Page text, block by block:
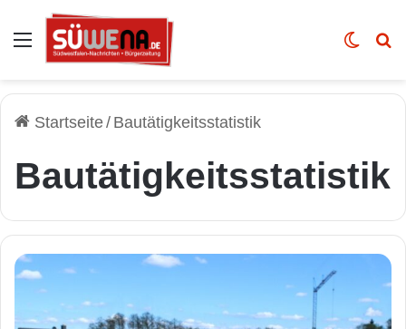
Auswahl Skin
Startseite/ Bautätigkeitsstatistik
Bautätigkeitsstatistik